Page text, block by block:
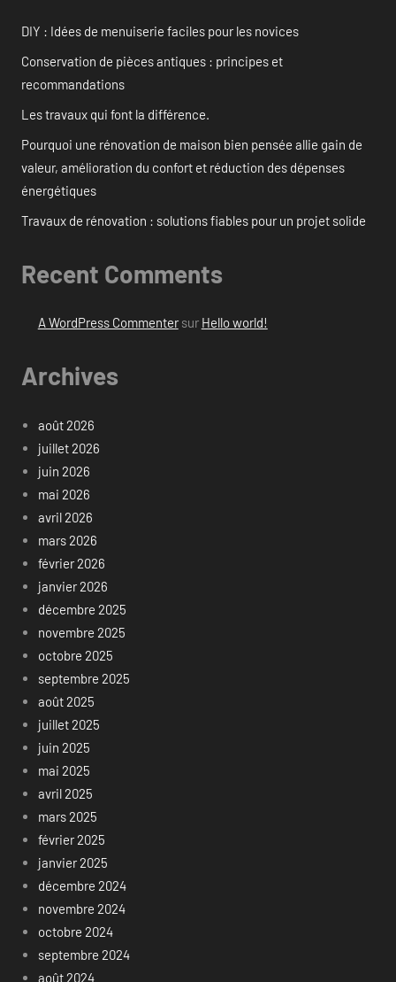
DIY : Idées de menuiserie faciles pour les novices
Conservation de pièces antiques : principes et
recommandations
Les travaux qui font la différence.
Pourquoi une rénovation de maison bien pensée allie gain de
valeur, amélioration du confort et réduction des dépenses
énergétiques
Travaux de rénovation : solutions fiables pour un projet solide
Recent Comments
A WordPress Commentersur Hello world!
Archives
août 2026
juillet 2026
juin 2026
mai 2026
avril 2026
mars 2026
février 2026
janvier 2026
décembre 2025
novembre 2025
octobre 2025
septembre 2025
août 2025
juillet 2025
juin 2025
mai 2025
avril 2025
mars 2025
février 2025
janvier 2025
décembre 2024
novembre 2024
octobre 2024
septembre 2024
août 2024